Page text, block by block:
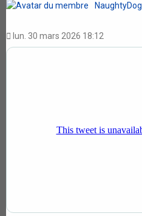
NaughtyDog
lun. 30 mars 2026 18:12